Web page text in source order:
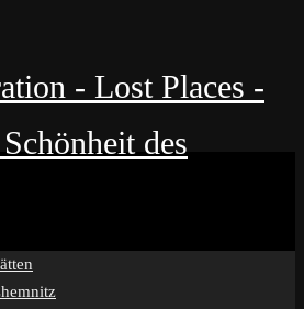
- Lost Places -
des